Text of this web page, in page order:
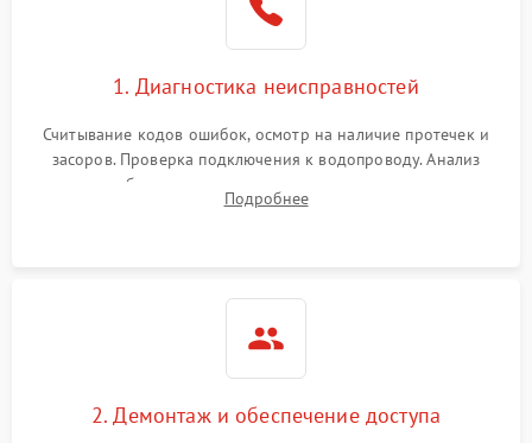
Проблемы с1. Диагностика неисправностей
Считывание кодов ошибок, осмотр на наличие протечек и
засоров. Проверка подключения к водопроводу. Анализ
жалоб на отсутствие слива, нагрева, вращения
разбрызгивателей или срабатывание системы защиты
Подробнее
2. Демонтаж и обеспечение доступа